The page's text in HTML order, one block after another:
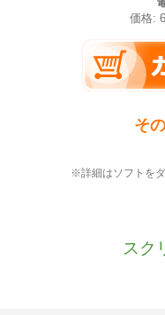
価格:
そ
※詳細はソフトを
スク